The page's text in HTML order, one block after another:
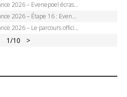
écrase le chrono d’Évian, Seixas 4e, Lipowitz abandonne
Pogacar, Ganna… qui domptera le chrono d’Évian pour redessiner le podium ?
parcours officiel complet : 21 étapes, profils, carte et dates
1/10 >